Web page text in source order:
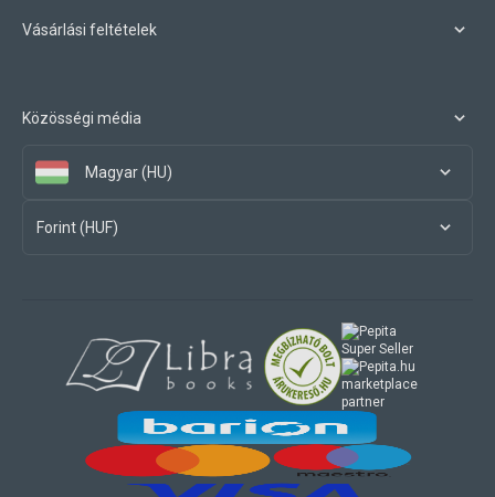
Vásárlási feltételek
Közösségi média
Magyar (HU)
Forint (HUF)
marketplace
partner